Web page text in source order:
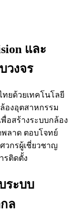
และ
วงจร
ยด้วยเทคโนโลยี
องอุตสาหกรรม
อสร้างระบบกล้อง
ลาด ตอบโจทย์
วกรผู้เชี่ยวชาญ
รติดตั้ง
ระบบ
ล